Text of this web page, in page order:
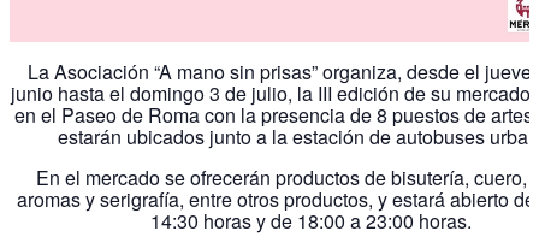
La Asociación “A mano sin prisas” organiza, desde el
junio hasta el domingo 3 de julio, la III edición de su mercado
en el Paseo de Roma con la presencia de 8 puestos de
estarán ubicados junto a la estación de autobuses
En el mercado se ofrecerán productos de bisutería, cuero,
aromas y serigrafía, entre otros productos, y estará abierto
14:30 horas y de 18:00 a 23:00 horas.